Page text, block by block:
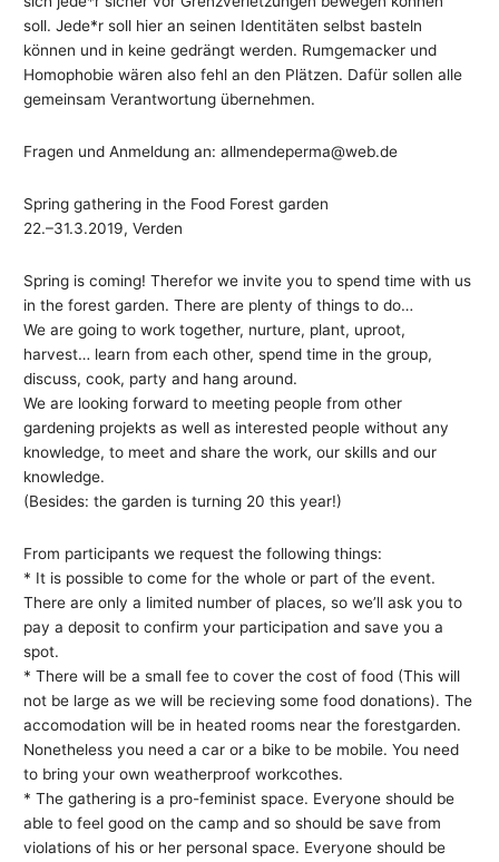
soll. Jede*r soll hier an seinen Identitäten selbst basteln
können und in keine gedrängt werden. Rumgemacker und
Homophobie wären also fehl an den Plätzen. Dafür sollen alle
gemeinsam Verantwortung übernehmen.
Fragen und Anmeldung an: allmendeperma@web.de
Spring gathering in the Food Forest garden
22.–31.3.2019, Verden
Spring is coming! Therefor we invite you to spend time with us
in the forest garden. There are plenty of things to do…
We are going to work together, nurture, plant, uproot,
harvest… learn from each other, spend time in the group,
discuss, cook, party and hang around.
We are looking forward to meeting people from other
gardening projekts as well as interested people without any
knowledge, to meet and share the work, our skills and our
knowledge.
(Besides: the garden is turning 20 this year!)
From participants we request the following things:
* It is possible to come for the whole or part of the event.
There are only a limited number of places, so we’ll ask you to
pay a deposit to confirm your participation and save you a
spot.
* There will be a small fee to cover the cost of food (This will
not be large as we will be recieving some food donations). The
accomodation will be in heated rooms near the forestgarden.
Nonetheless you need a car or a bike to be mobile. You need
to bring your own weatherproof workcothes.
* The gathering is a pro-feminist space. Everyone should be
able to feel good on the camp and so should be save from
violations of his or her personal space. Everyone should be